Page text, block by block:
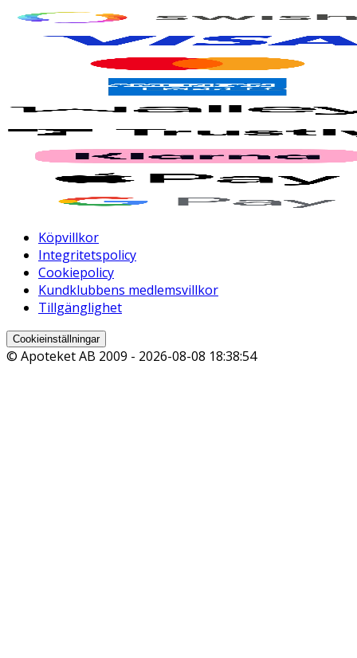
Köpvillkor
Integritetspolicy
Cookiepolicy
Kundklubbens medlemsvillkor
Tillgänglighet
Cookieinställningar
© Apoteket AB 2009 - 2026-08-08 18:38:54